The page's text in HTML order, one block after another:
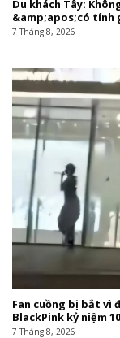
Du khách Tây:
&amp;apos;có tính
7 Tháng 8, 2026
Fan cuồng bị bắt vì
BlackPink kỷ niệm
7 Tháng 8, 2026